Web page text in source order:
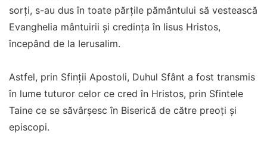
sorți, s-au dus în toate părțile pământului să vestească
Evanghelia mântuirii și credința în Iisus Hristos,
începând de la Ierusalim.
Astfel, prin Sfinții Apostoli, Duhul Sfânt a fost transmis
în lume tuturor celor ce cred în Hristos, prin Sfintele
Taine ce se săvârșesc în Biserică de către preoți și
episcopi.